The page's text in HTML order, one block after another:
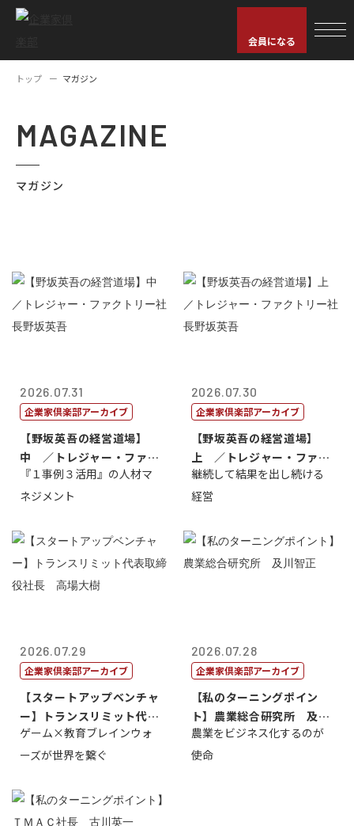
会員になる
トップ マガジン
MAGAZINE
マガジン
2026.07.31
企業家倶楽部アーカイブ
【野坂英吾の経営道場】
中 ／トレジャー・ファク
トリー社長野坂...
『１事例３活用』の人材マ
ネジメント
2026.07.30
企業家倶楽部アーカイブ
【野坂英吾の経営道場】
上 ／トレジャー・ファク
トリー社長野坂...
継続して結果を出し続ける
経営
2026.07.29
企業家倶楽部アーカイブ
【スタートアップベンチャ
ー】トランスリミット代表
取締役社長 ...
ゲーム×教育ブレインウォ
ーズが世界を繋ぐ
2026.07.28
企業家倶楽部アーカイブ
【私のターニングポイン
ト】農業総合研究所 及川
智正
農業をビジネス化するのが
使命